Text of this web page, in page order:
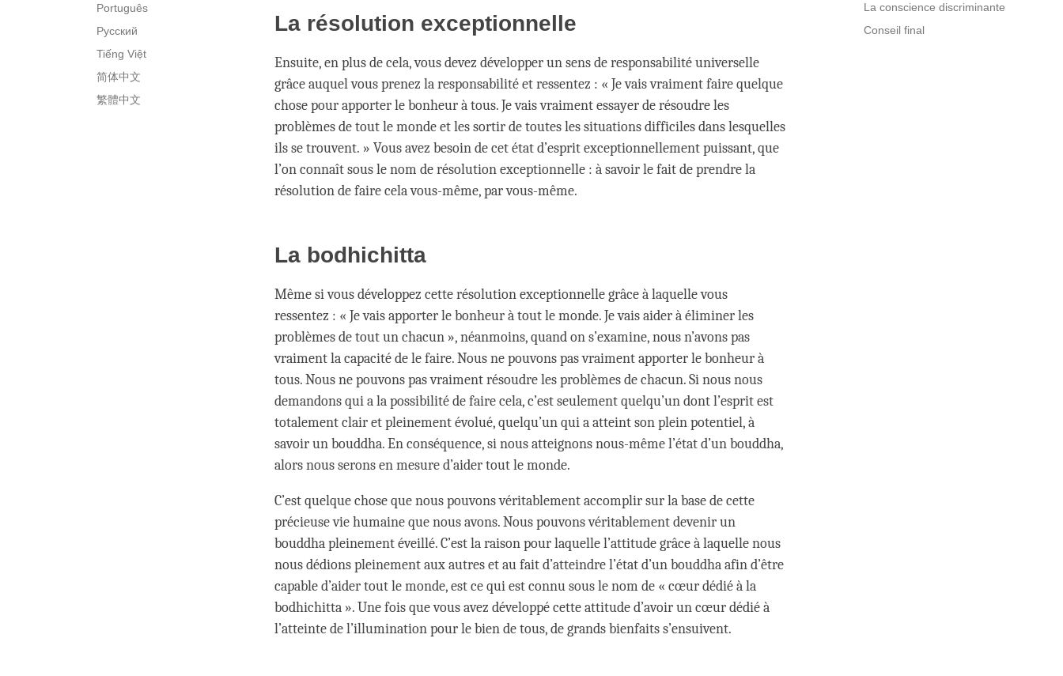
La conscience discriminante
Conseil final
Português
Русский
Tiếng Việt
简体中文
繁體中文
La résolution exceptionnelle
Ensuite, en plus de cela, vous devez développer un sens de responsabilité universelle
grâce auquel vous prenez la responsabilité et ressentez : « Je vais vraiment faire quelque
chose pour apporter le bonheur à tous. Je vais vraiment essayer de résoudre les
problèmes de tout le monde et les sortir de toutes les situations difficiles dans lesquelles
ils se trouvent. » Vous avez besoin de cet état d’esprit exceptionnellement puissant, que
l’on connaît sous le nom de résolution exceptionnelle : à savoir le fait de prendre la
résolution de faire cela vous-même, par vous-même.
La bodhichitta
Même si vous développez cette résolution exceptionnelle grâce à laquelle vous
ressentez : « Je vais apporter le bonheur à tout le monde. Je vais aider à éliminer les
problèmes de tout un chacun », néanmoins, quand on s’examine, nous n’avons pas
vraiment la capacité de le faire. Nous ne pouvons pas vraiment apporter le bonheur à
tous. Nous ne pouvons pas vraiment résoudre les problèmes de chacun. Si nous nous
demandons qui a la possibilité de faire cela, c’est seulement quelqu’un dont l’esprit est
totalement clair et pleinement évolué, quelqu’un qui a atteint son plein potentiel, à
savoir un bouddha. En conséquence, si nous atteignons nous-même l’état d’un bouddha,
alors nous serons en mesure d’aider tout le monde.
C’est quelque chose que nous pouvons véritablement accomplir sur la base de cette
précieuse vie humaine que nous avons. Nous pouvons véritablement devenir un
bouddha pleinement éveillé. C’est la raison pour laquelle l’attitude grâce à laquelle nous
nous dédions pleinement aux autres et au fait d’atteindre l’état d’un bouddha afin d’être
capable d’aider tout le monde, est ce qui est connu sous le nom de « cœur dédié à la
bodhichitta ». Une fois que vous avez développé cette attitude d’avoir un cœur dédié à
l’atteinte de l’illumination pour le bien de tous, de grands bienfaits s’ensuivent.